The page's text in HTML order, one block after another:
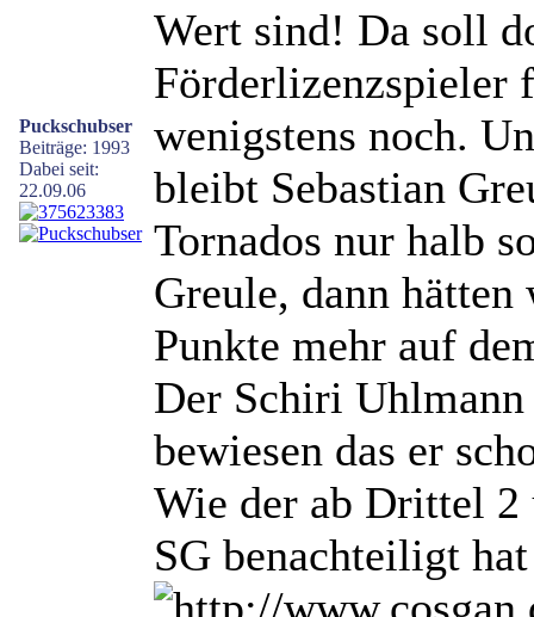
Puckschubser
Beiträge: 1993
Dabei seit:
22.09.06
Wert sind! Da soll
Förderlizenzspieler
wenigstens noch.
bleibt Sebastian
Tornados nur halb
Greule, dann
Punkte mehr auf
Der Schiri
bewiesen das er
Wie der ab Drittel 2
SG benachteiligt